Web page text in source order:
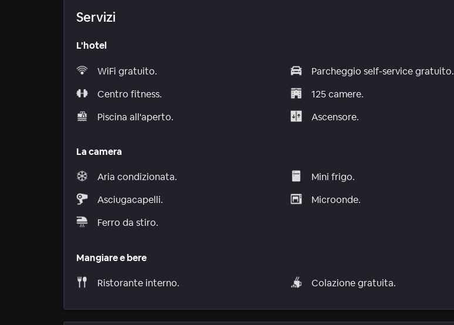
Servizi
L'hotel
WiFi gratuito.
Centro fitness.
Piscina all'aperto.
Parcheggio self-service gratuito.
125 camere.
Ascensore.
La camera
Aria condizionata.
Asciugacapelli.
Ferro da stiro.
Mini frigo.
Microonde.
Mangiare e bere
Ristorante interno. Colazione gratuita.